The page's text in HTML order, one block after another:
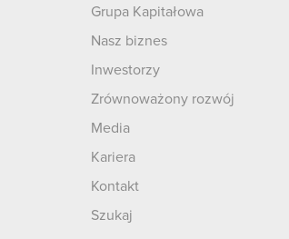
Grupa Kapitałowa
Nasz biznes
Inwestorzy
Zrównoważony rozwój
Media
Kariera
Kontakt
Szukaj